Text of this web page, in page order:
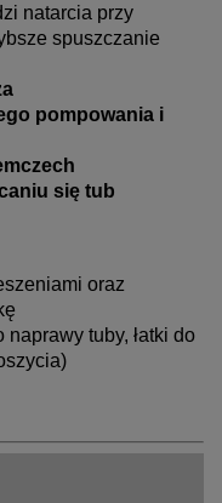
natarcia przy
spuszczanie
pompowania i
się tub
oraz
tuby, łatki do